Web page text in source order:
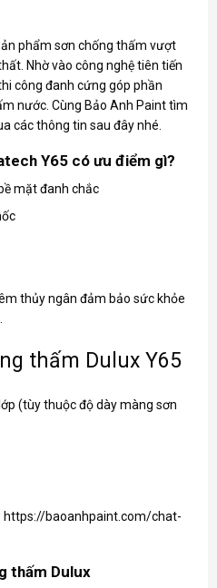
phẩm sơn chống thấm vượt
Nhờ vào công nghệ tiên tiến
công đanh cứng góp phần
nước. Cùng Bảo Anh Paint tìm
các thông tin sau đây nhé.
Y65 có ưu điểm gì?
mặt đanh chắc
thủy ngân đảm bảo sức khỏe
thấm Dulux Y65
(tùy thuộc độ dày màng sơn
https://baoanhpaint.com/chat-
thấm Dulux